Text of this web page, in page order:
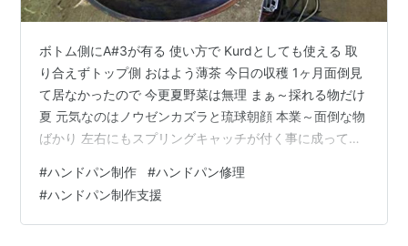
ボトム側にA#3が有る 使い方で Kurdとしても使える 取
り合えずトップ側 おはよう薄茶 今日の収穫 1ヶ月面倒見
て居なかったので 今更夏野菜は無理 まぁ～採れる物だけ
夏 元気なのはノウゼンカズラと琉球朝顔 本業～面倒な物
ばかり 左右にもスプリングキャッチが付く事に成ってる
う 溜まりの鯉 カラス集まらず 夕焼けも出ず ～
☆。.:*:・'゜ヽ( ´ー`)ノ んじゃ まったね～♪
#ハンドパン制作 #ハンドパン修理
#ハンドパン制作支援